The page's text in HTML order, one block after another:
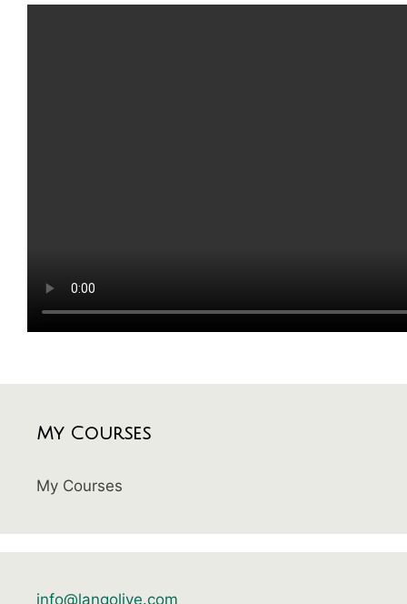
My Courses
My Courses
info@langolive.com